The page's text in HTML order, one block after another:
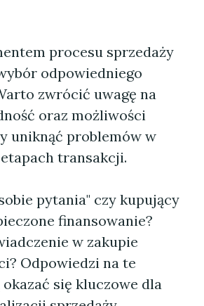
procesu sprzedaży
odpowiedniego
zwrócić uwagę na
oraz możliwości
uniknąć problemów w
transakcji.
pytania" czy kupujący
finansowanie?
w zakupie
Odpowiedzi na te
się kluczowe dla